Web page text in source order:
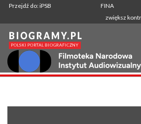
Przejdź do: iPSB
FINA
zwiększ